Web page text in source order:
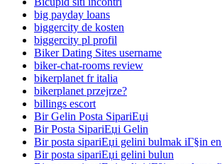
big payday loans
biggercity de kosten
biggercity pl profil
Biker Dating Sites username
biker-chat-rooms review
bikerplanet fr italia
bikerplanet przejrze?
billings escort
Bir Gelin Posta SipariЕџi
Bir Posta SipariЕџi Gelin
Bir posta sipariЕџi gelini bulmak iГ§in
Bir posta sipariЕџi gelini bulun